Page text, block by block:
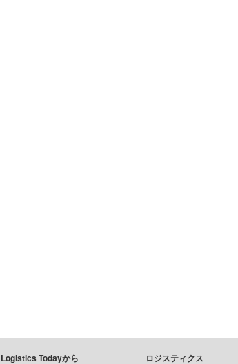
Logistics Todayから ロジスティクス